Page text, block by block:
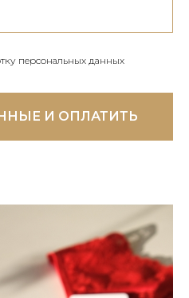
персональных данных
И ОПЛАТИТЬ